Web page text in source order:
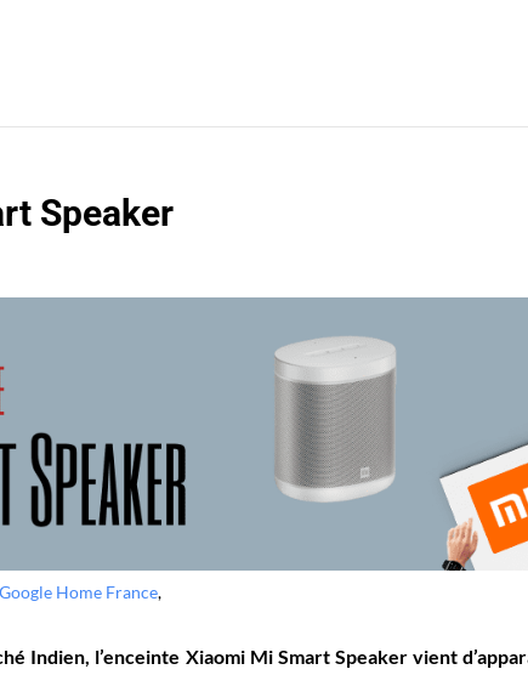
Speaker
Google Home France,
Indien, l’enceinte Xiaomi Mi Smart Speaker vient